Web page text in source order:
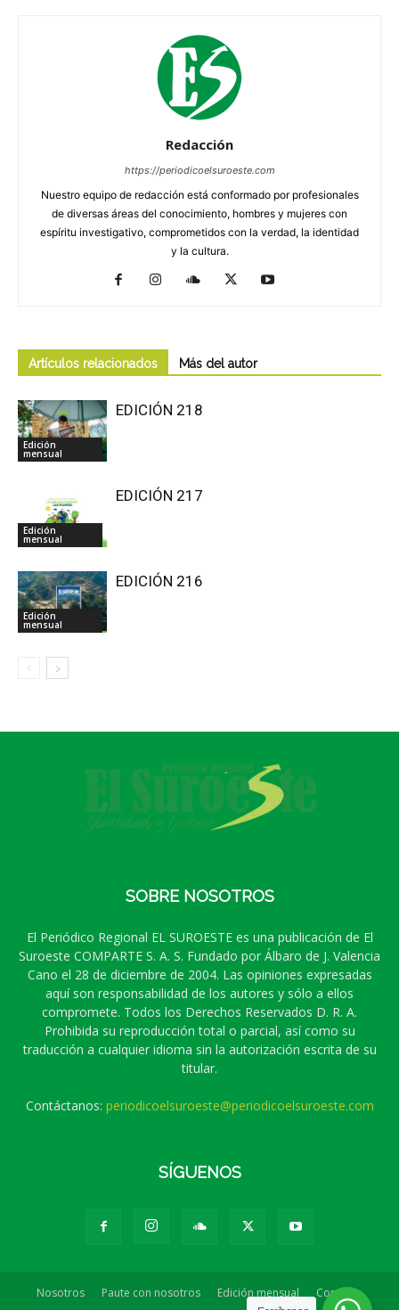
Redacción
https://periodicoelsuroeste.com
Nuestro equipo de redacción está conformado por profesionales
de diversas áreas del conocimiento, hombres y mujeres con
espíritu investigativo, comprometidos con la verdad, la identidad
y la cultura.
Artículos relacionados Más del autor
Edición
mensual
EDICIÓN 218
Edición
mensual
EDICIÓN 217
Edición
mensual
EDICIÓN 216
SOBRE NOSOTROS
El Periódico Regional EL SUROESTE es una publicación de El
Suroeste COMPARTE S. A. S. Fundado por Álbaro de J. Valencia
Cano el 28 de diciembre de 2004. Las opiniones expresadas
aquí son responsabilidad de los autores y sólo a ellos
compromete. Todos los Derechos Reservados D. R. A.
Prohibida su reproducción total o parcial, así como su
traducción a cualquier idioma sin la autorización escrita de su
titular.
Contáctanos: periodicoelsuroeste@periodicoelsuroeste.com
SÍGUENOS
Nosotros Paute con nosotros Edición mensual Contacto